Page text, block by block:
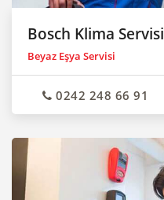
Bosch Klima Servisi
Beyaz Eşya Servisi
0242 248 66 91